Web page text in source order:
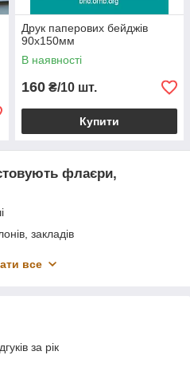
Друк паперових бейджів
90x150мм
В наявності
160 ₴/10 шт.
Купити
флаєри,
закладів
їжі
перукарні
все
за рік